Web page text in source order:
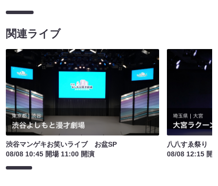
関連ライブ
渋谷マンゲキお笑いライブ お盆SP
08/08 10:45 開場 11:00 開演
八八すゑ祭り
08/08 12:15 開